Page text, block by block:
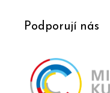
Podporují nás